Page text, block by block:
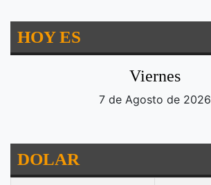
HOY ES
Viernes
7 de Agosto de 2026
DOLAR